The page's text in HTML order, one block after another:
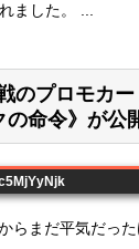
ました。 ...
のプロモカ
の命令》が公
らまだ平気だっ